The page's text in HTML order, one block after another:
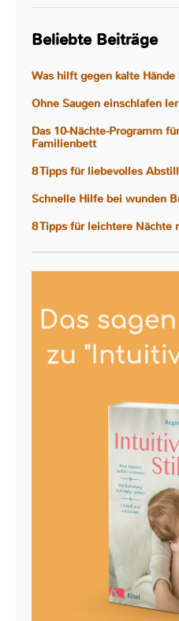
Beliebte Beiträge
Was hilft gegen kalte Hände
Ohne Saugen einschlafen
Das 10-Nächte-Programm
Familienbett
8 Tipps für liebevolles
Schnelle Hilfe bei wunden
8 Tipps für leichtere